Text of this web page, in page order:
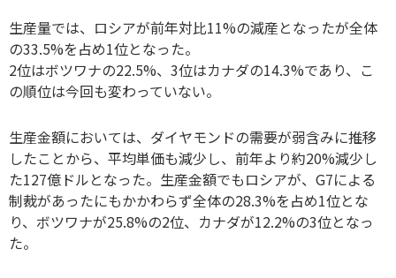
生産量では、ロシアが前年対比11%の減産となったが全体
の33.5%を占め1位となった。
2位はボツワナの22.5%、3位はカナダの14.3%であり、こ
の順位は今回も変わっていない。
生産金額においては、ダイヤモンドの需要が弱含みに推移
したことから、平均単価も減少し、前年より約20%減少し
た127億ドルとなった。生産金額でもロシアが、G7による
制裁があったにもかかわらず全体の28.3%を占め1位とな
り、ボツワナが25.8%の2位、カナダが12.2%の3位となっ
た。